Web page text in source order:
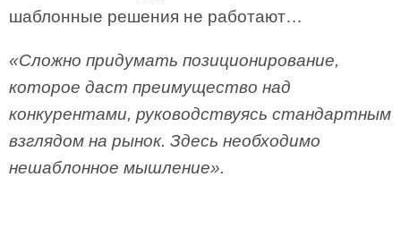
шаблонные решения не работают…
«Сложно придумать позиционирование,
которое даст преимущество над
конкурентами, руководствуясь стандартным
взглядом на рынок. Здесь необходимо
нешаблонное мышление».